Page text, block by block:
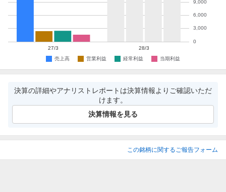
決算の詳細やアナリストレポートは決算情報よりご確認いただ
けます。
決算情報を見る
この銘柄に関するご報告フォーム